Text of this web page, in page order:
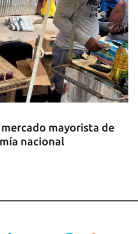
mayorista de
nacional